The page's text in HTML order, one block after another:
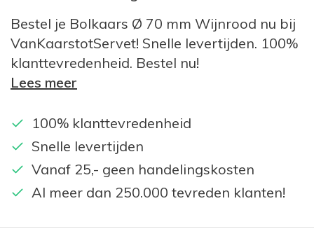
Bestel je Bolkaars Ø 70 mm Wijnrood nu bij
VanKaarstotServet! Snelle levertijden. 100%
klanttevredenheid. Bestel nu!
Lees meer
100% klanttevredenheid
Snelle levertijden
Vanaf 25,- geen handelingskosten
Al meer dan 250.000 tevreden klanten!